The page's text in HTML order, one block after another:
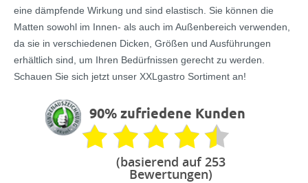
eine dämpfende Wirkung und sind elastisch. Sie können die
Matten sowohl im Innen- als auch im Außenbereich verwenden,
da sie in verschiedenen Dicken, Größen und Ausführungen
erhältlich sind, um Ihren Bedürfnissen gerecht zu werden.
Schauen Sie sich jetzt unser XXLgastro Sortiment an!
90% zufriedene Kunden
(basierend auf 253
Bewertungen)